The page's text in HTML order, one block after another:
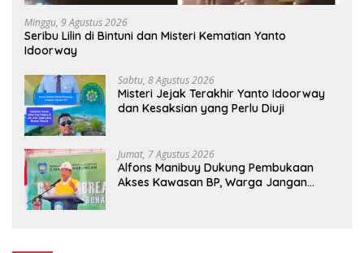
Minggu, 9 Agustus 2026
Seribu Lilin di Bintuni dan Misteri Kematian Yanto
Idoorway
Sabtu, 8 Agustus 2026
Misteri Jejak Terakhir Yanto Idoorway
dan Kesaksian yang Perlu Diuji
Jumat, 7 Agustus 2026
Alfons Manibuy Dukung Pembukaan
Akses Kawasan BP, Warga Jangan